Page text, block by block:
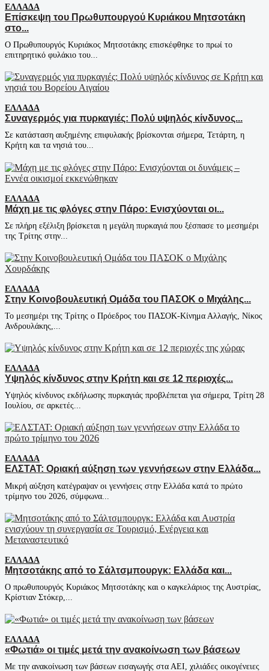
ΕΛΛΆΔΑ
Επίσκεψη του Πρωθυπουργού Κυριάκου Μητσοτάκη
στο...
Ο Πρωθυπουργός Κυριάκος Μητσοτάκης επισκέφθηκε το πρωί το
επιτηρητικό φυλάκιο του...
ΕΛΛΆΔΑ
Συναγερμός για πυρκαγιές: Πολύ υψηλός κίνδυνος...
Σε κατάσταση αυξημένης επιφυλακής βρίσκονται σήμερα, Τετάρτη, η
Κρήτη και τα νησιά του...
ΕΛΛΆΔΑ
Μάχη με τις φλόγες στην Πάρο: Ενισχύονται οι...
Σε πλήρη εξέλιξη βρίσκεται η μεγάλη πυρκαγιά που ξέσπασε το μεσημέρι
της Τρίτης στην...
ΕΛΛΆΔΑ
Στην Κοινοβουλευτική Ομάδα του ΠΑΣΟΚ ο Μιχάλης...
Το μεσημέρι της Τρίτης ο Πρόεδρος του ΠΑΣΟΚ-Κίνημα Αλλαγής, Νίκος
Ανδρουλάκης,...
ΕΛΛΆΔΑ
Υψηλός κίνδυνος στην Κρήτη και σε 12 περιοχές...
Υψηλός κίνδυνος εκδήλωσης πυρκαγιάς προβλέπεται για σήμερα, Τρίτη 28
Ιουλίου, σε αρκετές...
ΕΛΛΆΔΑ
ΕΛΣΤΑΤ: Οριακή αύξηση των γεννήσεων στην Ελλάδα...
Μικρή αύξηση κατέγραψαν οι γεννήσεις στην Ελλάδα κατά το πρώτο
τρίμηνο του 2026, σύμφωνα...
ΕΛΛΆΔΑ
Μητσοτάκης από το Σάλτσμπουργκ: Ελλάδα και...
Ο πρωθυπουργός Κυριάκος Μητσοτάκης και ο καγκελάριος της Αυστρίας,
Κρίστιαν Στόκερ,...
ΕΛΛΆΔΑ
«Φωτιά» οι τιμές μετά την ανακοίνωση των βάσεων
Με την ανακοίνωση των βάσεων εισαγωγής στα ΑΕΙ, χιλιάδες οικογένειες